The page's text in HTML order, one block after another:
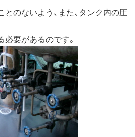
のないよう、また、タンク内の圧
要があるのです。